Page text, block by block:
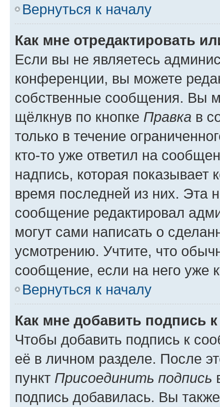
Вернуться к началу
Как мне отредактировать
Если вы не являетесь
конференции, вы можете
собственные сообщения. Вы
щёлкнув по кнопке Правка в
только в течение
кто-то уже ответил на
надпись, которая показывает
время последней из них. Эта
сообщение редактировал
могут сами написать о
усмотрению. Учтите, что
сообщение, если на него уже
Вернуться к началу
Как мне добавить подпись
Чтобы добавить подпись к
её в личном разделе. После
пункт Присоединить подпись
подпись добавилась. Вы